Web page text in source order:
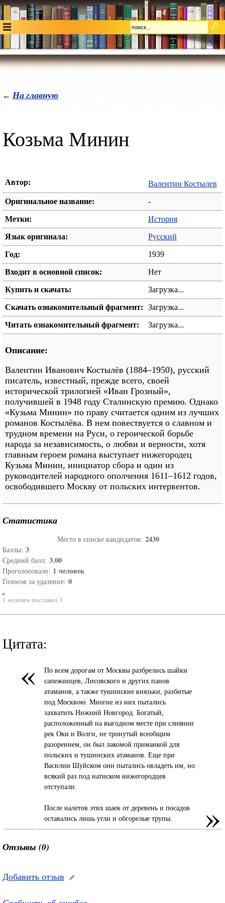
← На главную
Козьма Минин
Автор: Валентин Костылев
Оригинальное название: -
Метки: История
Язык оригинала: Русский
Год: 1939
Входит в основной список: Нет
Купить и скачать: Загрузка...
Скачать ознакомительный фрагмент: Загрузка...
Читать ознакомительный фрагмент: Загрузка...
Описание:
Валентин Иванович Костылёв (1884–1950), русский
писатель, известный, прежде всего, своей
исторической трилогией «Иван Грозный»,
получившей в 1948 году Сталинскую премию. Однако
«Кузьма Минин» по праву считается одним из лучших
романов Костылёва. В нем повествуется о славном и
трудном времени на Руси, о героической борьбе
народа за независимость, о любви и верности, хотя
главным героем романа выступает нижегородец
Кузьма Минин, инициатор сбора и один из
руководителей народного ополчения 1611–1612 годов,
освободившего Москву от польских интервентов.
Статистика
Место в списке кандидатов: 2430
Баллы: 3
Средний балл: 3.00
Проголосовало: 1 человек
Голосов за удаление: 0
1 человек поставил 3
Цитата:
«
По всем дорогам от Москвы разбрелись шайки
сапежинцев, Лисовского и других панов
атаманов, а также тушинские князьки, разбитые
под Москвою. Многие из них пытались
захватить Нижний Новгород. Богатый,
расположенный на выгодном месте при слиянии
рек Оки и Волги, не тронутый всеобщим
разорением, он был лакомой приманкой для
польских и тушинских атаманов. Еще при
Василии Шуйском они пытались овладеть им, но
всякий раз под натиском нижегородцев
отступали.
После налетов этих шаек от деревень и посадов
оставались лишь угли и обгорелые трупы.
»
Отзывы (0)
Добавить отзыв